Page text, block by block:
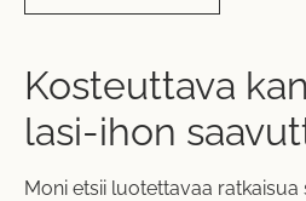
Kosteuttava
lasi-ihon
Moni etsii luotettavaa ratkaisua